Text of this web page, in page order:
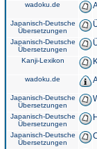
wadoku.de
Japanisch-Deutsche
Übersetzungen
Japanisch-Deutsche
Übersetzungen
Kanji-Lexikon
wadoku.de
Japanisch-Deutsche
Übersetzungen
Japanisch-Deutsche
Übersetzungen
Japanisch-Deutsche
Übersetzungen